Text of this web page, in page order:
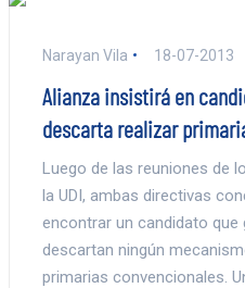
Narayan Vila 18-07-2013
Alianza insistirá en
descarta realizar
Luego de las reuniones de
la UDI, ambas directivas
encontrar un candidato
descartan ningún
primarias convencionales.